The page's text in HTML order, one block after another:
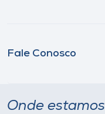
Fale Conosco
Onde estamos